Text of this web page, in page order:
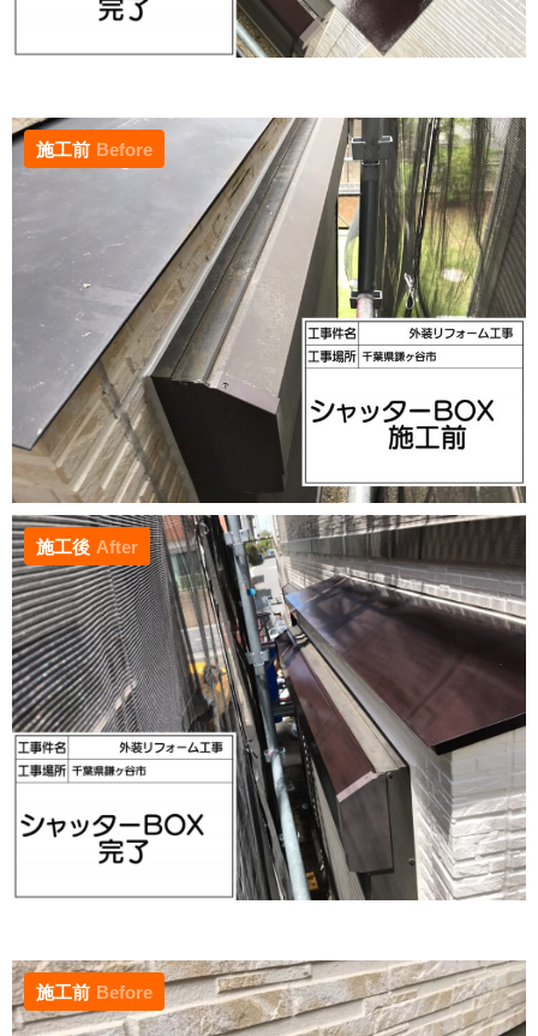
施工前 Before
施工後 After
施工前 Before